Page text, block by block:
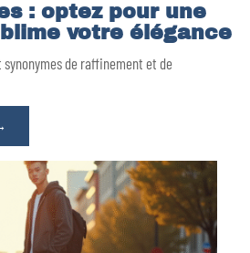
: optez pour une
votre élégance
synonymes de raffinement et de